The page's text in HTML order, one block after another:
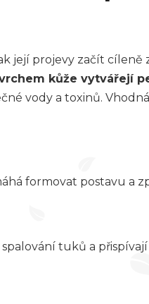
její projevy začít cíleně
kůže vytvářejí
vody a toxinů.
formovat postavu a
tuků a